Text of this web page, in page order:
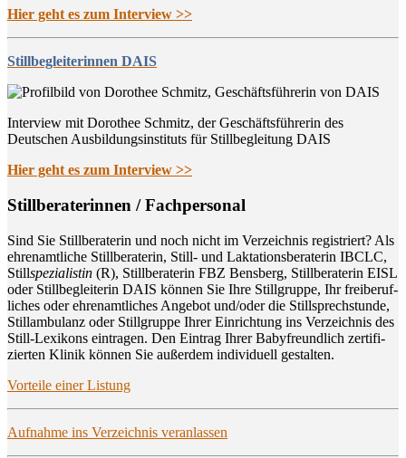
Hier geht es zum Interview >>
Stillbegleiterinnen DAIS
Interview mit Dorothee Schmitz, der Geschäftsführerin des
Deutschen Ausbildungsinstituts für Stillbegleitung DAIS
Hier geht es zum Interview >>
Still­be­ra­te­rin­nen / Fachpersonal
Sind Sie Still­be­ra­te­rin und noch nicht im Ver­zeich­nis regis­triert? Als
ehren­amt­li­che Still­be­ra­te­rin, Still- und Lak­ta­ti­ons­be­ra­te­rin IBCLC,
Stillspe­zia­lis­tin (R), Still­be­ra­te­rin FBZ Bens­berg, Still­be­ra­te­rin EISL
oder Still­be­glei­te­rin DAIS kön­nen Sie Ihre Still­grup­pe, Ihr frei­be­ruf­
li­ches oder ehren­amt­li­ches Ange­bot und/oder die Still­sprech­stun­de,
Still­am­bu­lanz oder Still­grup­pe Ihrer Ein­rich­tung ins Ver­zeich­nis des
Still-Lexi­kons ein­tra­gen. Den Ein­trag Ihrer Baby­freund­lich zer­ti­fi­
zier­ten Kli­nik kön­nen Sie außer­dem indi­vi­du­ell gestalten.
Vor­tei­le einer Listung
Auf­nah­me ins Ver­zeich­nis veranlassen